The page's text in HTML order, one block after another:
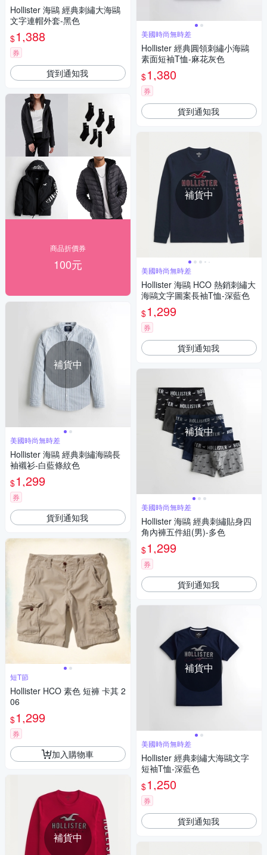
Hollister 海鷗 經典刺繡大海鷗
文字連帽外套-黑色
$1,388
券
貨到通知我
商品折價券
100元
補貨中
美國時尚無時差
Hollister 海鷗 經典刺繡海鷗長
袖襯衫-白藍條紋色
$1,299
券
貨到通知我
短T節
Hollister HCO 素色 短褲 卡其 2
06
$1,299
券
加入購物車
補貨中
美國時尚無時差
Hollister 經典圓領刺繡小海鷗
素面短袖T恤-麻花灰色
$1,380
券
貨到通知我
補貨中
美國時尚無時差
Hollister 海鷗 HCO 熱銷刺繡大
海鷗文字圖案長袖T恤-深藍色
$1,299
券
貨到通知我
補貨中
美國時尚無時差
Hollister 海鷗 經典刺繡貼身四
角內褲五件組(男)-多色
$1,299
券
貨到通知我
補貨中
美國時尚無時差
Hollister 經典刺繡大海鷗文字
短袖T恤-深藍色
$1,250
券
貨到通知我